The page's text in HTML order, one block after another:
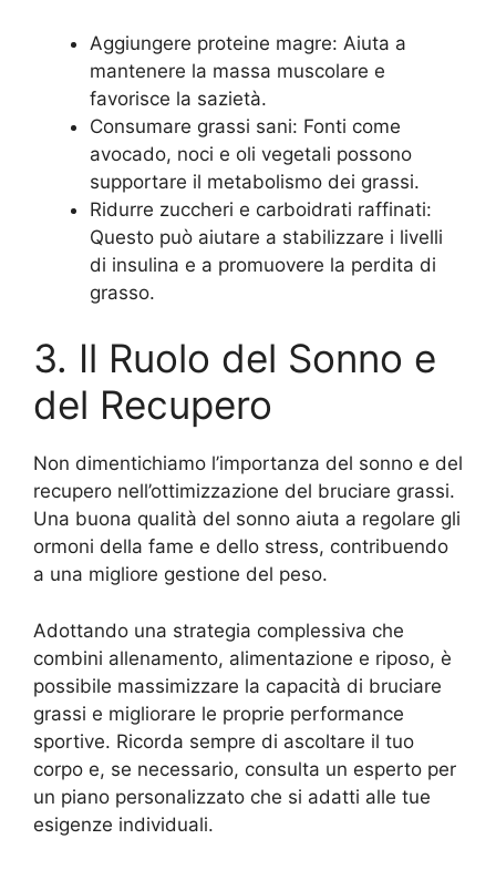
Aggiungere proteine magre: Aiuta a
mantenere la massa muscolare e
favorisce la sazietà.
Consumare grassi sani: Fonti come
avocado, noci e oli vegetali possono
supportare il metabolismo dei grassi.
Ridurre zuccheri e carboidrati raffinati:
Questo può aiutare a stabilizzare i livelli
di insulina e a promuovere la perdita di
grasso.
3. Il Ruolo del Sonno e
del Recupero
Non dimentichiamo l’importanza del sonno e del
recupero nell’ottimizzazione del bruciare grassi.
Una buona qualità del sonno aiuta a regolare gli
ormoni della fame e dello stress, contribuendo
a una migliore gestione del peso.
Adottando una strategia complessiva che
combini allenamento, alimentazione e riposo, è
possibile massimizzare la capacità di bruciare
grassi e migliorare le proprie performance
sportive. Ricorda sempre di ascoltare il tuo
corpo e, se necessario, consulta un esperto per
un piano personalizzato che si adatti alle tue
esigenze individuali.